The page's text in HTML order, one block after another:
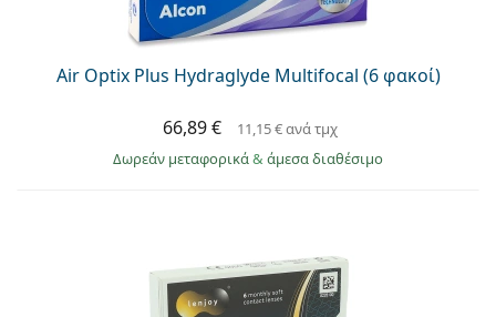
Air Optix Plus Hydraglyde Multifocal (6 φακοί)
66,89 € 11,15 €ανά τμχ
Δωρεάν μεταφορικά& άμεσα διαθέσιμο